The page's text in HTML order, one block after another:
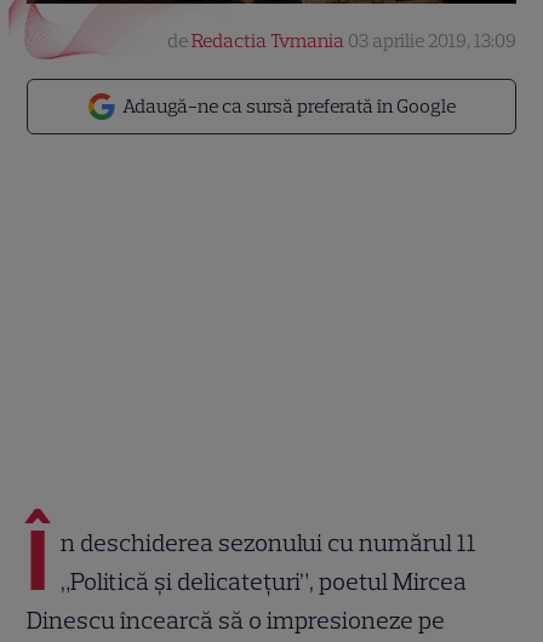
Adaugă-ne ca sursă preferată în Google
deRedactia Tvmania 03 aprilie 2019, 13:09
Î n deschiderea sezonului cu numărul 11
„Politică şi delicateţuri”, poetul Mircea
Dinescu încearcă să o impresioneze pe